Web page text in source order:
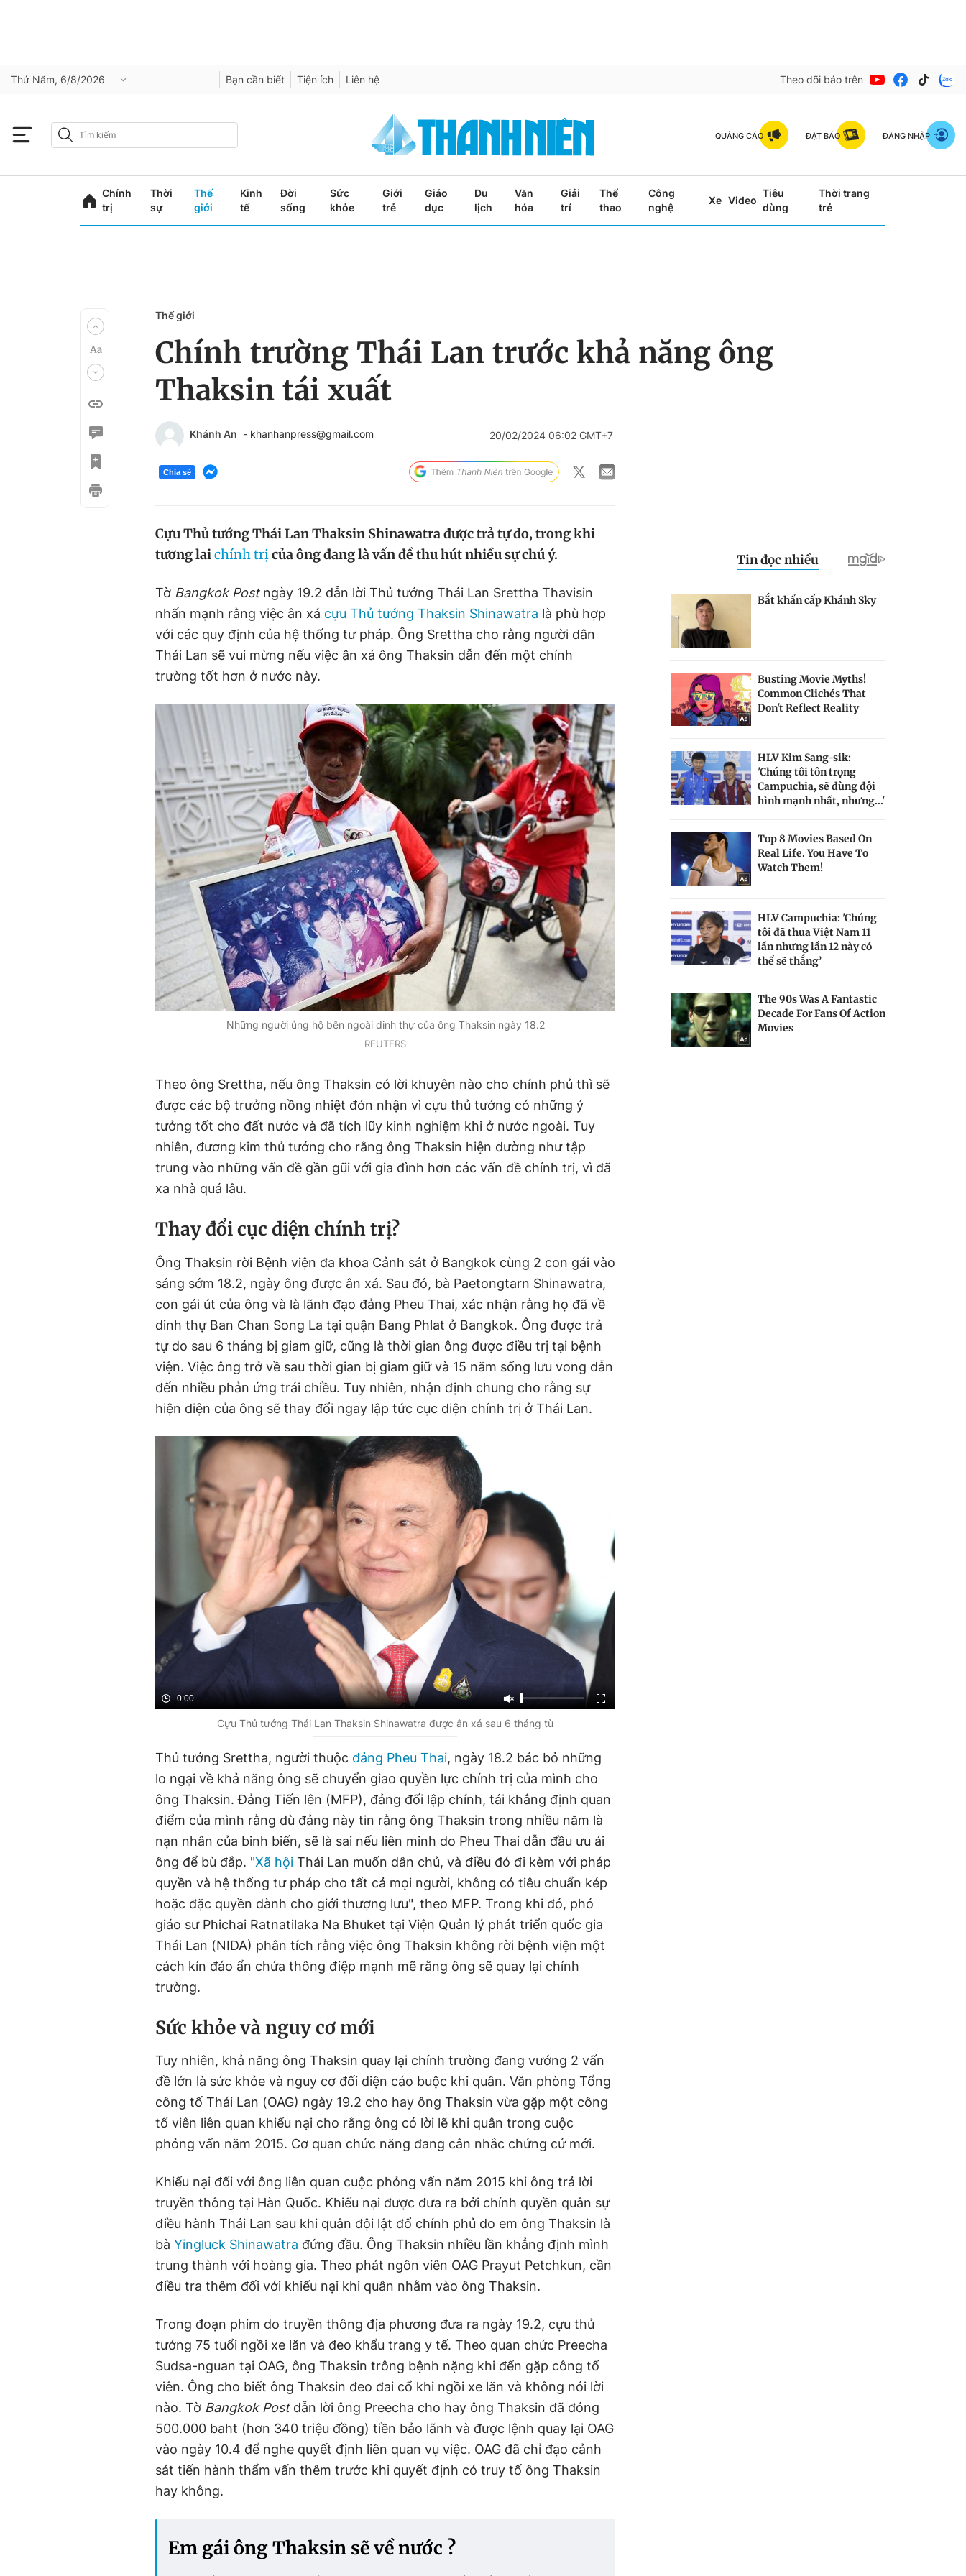
Thứ Năm, 6/8/2026 Bạn cần biết Tiện ích Liên hệ Theo dõi báo trên
QUẢNG CÁO ĐẶT BÁO ĐĂNG NHẬP
Chính
trị
Thời
sự
Thế
giới
Kinh
tế
Đời
sống
Sức
khỏe
Giới
trẻ
Giáo
dục
Du
lịch
Văn
hóa
Giải
trí
Thể
thao
Công
nghệ
Xe Video
Tiêu
dùng
Thời trang
trẻ
Thế giới
Chính trường Thái Lan trước khả năng ông
Thaksin tái xuất
Khánh An - khanhanpress@gmail.com 20/02/2024 06:02 GMT+7
Chia sẻ
Cựu Thủ tướng Thái Lan Thaksin Shinawatra được trả tự do, trong khi
tương laichính trịcủa ông đang là vấn đề thu hút nhiều sự chú ý.
Tờ Bangkok Post ngày 19.2 dẫn lời Thủ tướng Thái Lan Srettha Thavisin
nhấn mạnh rằng việc ân xá cựu Thủ tướng Thaksin Shinawatra là phù hợp
với các quy định của hệ thống tư pháp. Ông Srettha cho rằng người dân
Thái Lan sẽ vui mừng nếu việc ân xá ông Thaksin dẫn đến một chính
trường tốt hơn ở nước này.
Những người ủng hộ bên ngoài dinh thự của ông Thaksin ngày 18.2
REUTERS
Theo ông Srettha, nếu ông Thaksin có lời khuyên nào cho chính phủ thì sẽ
được các bộ trưởng nồng nhiệt đón nhận vì cựu thủ tướng có những ý
tưởng tốt cho đất nước và đã tích lũy kinh nghiệm khi ở nước ngoài. Tuy
nhiên, đương kim thủ tướng cho rằng ông Thaksin hiện dường như tập
trung vào những vấn đề gần gũi với gia đình hơn các vấn đề chính trị, vì đã
xa nhà quá lâu.
Thay đổi cục diện chính trị?
Ông Thaksin rời Bệnh viện đa khoa Cảnh sát ở Bangkok cùng 2 con gái vào
sáng sớm 18.2, ngày ông được ân xá. Sau đó, bà Paetongtarn Shinawatra,
con gái út của ông và là lãnh đạo đảng Pheu Thai, xác nhận rằng họ đã về
dinh thự Ban Chan Song La tại quận Bang Phlat ở Bangkok. Ông được trả
tự do sau 6 tháng bị giam giữ, cũng là thời gian ông được điều trị tại bệnh
viện. Việc ông trở về sau thời gian bị giam giữ và 15 năm sống lưu vong dẫn
đến nhiều phản ứng trái chiều. Tuy nhiên, nhận định chung cho rằng sự
hiện diện của ông sẽ thay đổi ngay lập tức cục diện chính trị ở Thái Lan.
0:00
Cựu Thủ tướng Thái Lan Thaksin Shinawatra được ân xá sau 6 tháng tù
Thủ tướng Srettha, người thuộc đảng Pheu Thai, ngày 18.2 bác bỏ những
lo ngại về khả năng ông sẽ chuyển giao quyền lực chính trị của mình cho
ông Thaksin. Đảng Tiến lên (MFP), đảng đối lập chính, tái khẳng định quan
điểm của mình rằng dù đảng này tin rằng ông Thaksin trong nhiều năm là
nạn nhân của binh biến, sẽ là sai nếu liên minh do Pheu Thai dẫn đầu ưu ái
ông để bù đắp. "Xã hội Thái Lan muốn dân chủ, và điều đó đi kèm với pháp
quyền và hệ thống tư pháp cho tất cả mọi người, không có tiêu chuẩn kép
hoặc đặc quyền dành cho giới thượng lưu", theo MFP. Trong khi đó, phó
giáo sư Phichai Ratnatilaka Na Bhuket tại Viện Quản lý phát triển quốc gia
Thái Lan (NIDA) phân tích rằng việc ông Thaksin không rời bệnh viện một
cách kín đáo ẩn chứa thông điệp mạnh mẽ rằng ông sẽ quay lại chính
trường.
Sức khỏe và nguy cơ mới
Tuy nhiên, khả năng ông Thaksin quay lại chính trường đang vướng 2 vấn
đề lớn là sức khỏe và nguy cơ đối diện cáo buộc khi quân. Văn phòng Tổng
công tố Thái Lan (OAG) ngày 19.2 cho hay ông Thaksin vừa gặp một công
tố viên liên quan khiếu nại cho rằng ông có lời lẽ khi quân trong cuộc
phỏng vấn năm 2015. Cơ quan chức năng đang cân nhắc chứng cứ mới.
Khiếu nại đối với ông liên quan cuộc phỏng vấn năm 2015 khi ông trả lời
truyền thông tại Hàn Quốc. Khiếu nại được đưa ra bởi chính quyền quân sự
điều hành Thái Lan sau khi quân đội lật đổ chính phủ do em ông Thaksin là
bà Yingluck Shinawatra đứng đầu. Ông Thaksin nhiều lần khẳng định mình
trung thành với hoàng gia. Theo phát ngôn viên OAG Prayut Petchkun, cần
điều tra thêm đối với khiếu nại khi quân nhằm vào ông Thaksin.
Trong đoạn phim do truyền thông địa phương đưa ra ngày 19.2, cựu thủ
tướng 75 tuổi ngồi xe lăn và đeo khẩu trang y tế. Theo quan chức Preecha
Sudsa-nguan tại OAG, ông Thaksin trông bệnh nặng khi đến gặp công tố
viên. Ông cho biết ông Thaksin đeo đai cổ khi ngồi xe lăn và không nói lời
nào. Tờ Bangkok Postdẫn lời ông Preecha cho hay ông Thaksin đã đóng
500.000 baht (hơn 340 triệu đồng) tiền bảo lãnh và được lệnh quay lại OAG
vào ngày 10.4 để nghe quyết định liên quan vụ việc. OAG đã chỉ đạo cảnh
sát tiến hành thẩm vấn thêm trước khi quyết định có truy tố ông Thaksin
hay không.
Em gái ông Thaksin sẽ về nước ?